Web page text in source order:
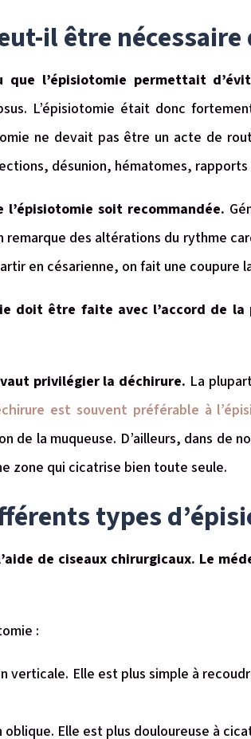
il être
l’épisiotomie permettait
L’épisiotomie était donc
ne devait pas être un acte de
désunion, hématomes,
soit recommandée.
remarque des altérations du rythme
en césarienne, on fait une coupure
doit être faite avec l’accord de
privilégier la déchirure. La
est souvent préférable à
de la muqueuse. D’ailleurs, dans de
zone qui cicatrise bien toute seule.
types
de ciseaux chirurgicaux. Le
:
verticale. Elle est plus simple à
oblique. Elle est plus douloureuse à